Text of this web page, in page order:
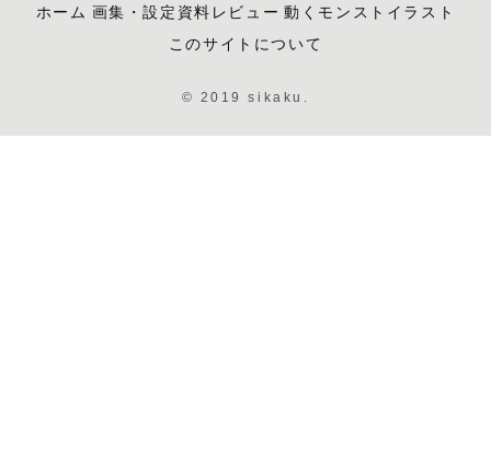
ホーム 画集・設定資料レビュー 動くモンストイラスト
このサイトについて
© 2019 sikaku.